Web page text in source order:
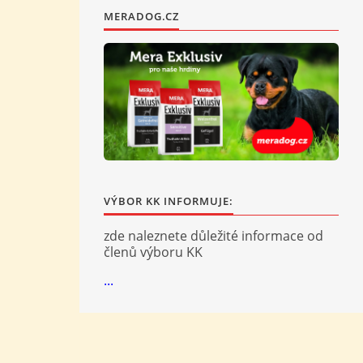
MERADOG.CZ
VÝBOR KK INFORMUJE:
zde naleznete důležité informace od
členů výboru KK
...